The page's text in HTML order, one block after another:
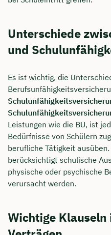
Unterschiede
und
Es ist wichtig, die
Leistungen wie die BU, ist
Bedürfnisse von Schülern
berufliche Tätigkeit
berücksichtigt schulische
physische oder psychische
verursacht werden.
Wichtige